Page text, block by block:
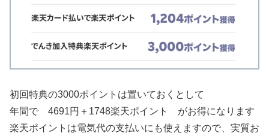
初回特典の3000ポイントは置いておくとして
年間で 4691円＋1748楽天ポイント がお得になります
楽天ポイントは電気代の支払いにも使えますので、実質お